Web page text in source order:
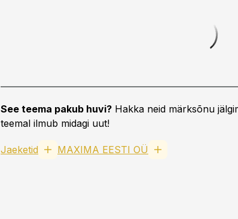
See teema pakub huvi? Hakka neid märksõnu
teemal ilmub midagi uut!
Jaeketid MAXIMA EESTI OÜ